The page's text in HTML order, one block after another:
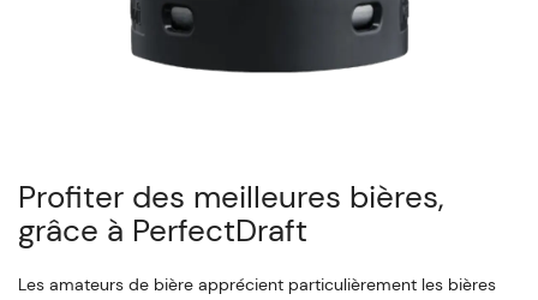
Profiter des meilleures bières,
grâce à PerfectDraft
Les amateurs de bière apprécient particulièrement les bières